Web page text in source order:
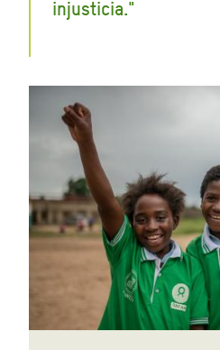
injusticia."